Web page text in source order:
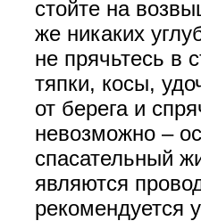
стойте на
же никаких
не прячьтесь в
тяпки, косы,
от берега и
невозможно –
спасательный
являются
рекомендуется